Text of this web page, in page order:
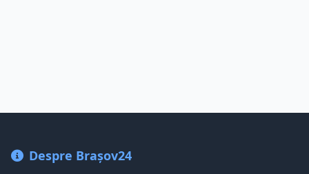
Despre Brașov24